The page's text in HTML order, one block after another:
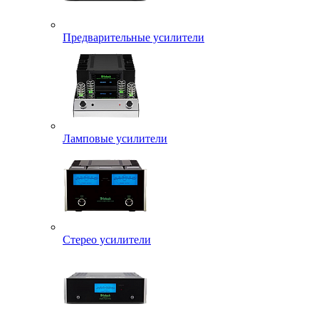
Предварительные усилители
Ламповые усилители
Стерео усилители